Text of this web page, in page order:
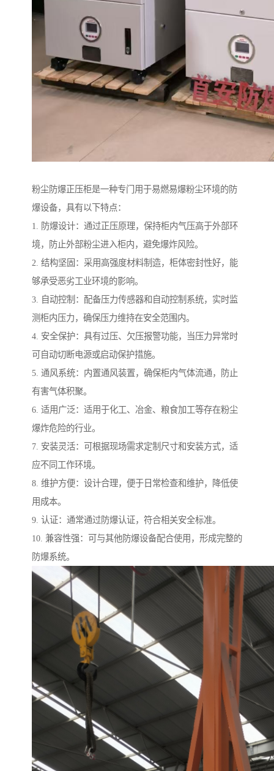
粉尘防爆正压柜是一种专门用于易燃易爆粉尘环境的防
爆设备，具有以下特点：
1. 防爆设计：通过正压原理，保持柜内气压高于外部环
境，防止外部粉尘进入柜内，避免爆炸风险。
2. 结构坚固：采用高强度材料制造，柜体密封性好，能
够承受恶劣工业环境的影响。
3. 自动控制：配备压力传感器和自动控制系统，实时监
测柜内压力，确保压力维持在安全范围内。
4. 安全保护：具有过压、欠压报警功能，当压力异常时
可自动切断电源或启动保护措施。
5. 通风系统：内置通风装置，确保柜内气体流通，防止
有害气体积聚。
6. 适用广泛：适用于化工、冶金、粮食加工等存在粉尘
爆炸危险的行业。
7. 安装灵活：可根据现场需求定制尺寸和安装方式，适
应不同工作环境。
8. 维护方便：设计合理，便于日常检查和维护，降低使
用成本。
9. 认证：通常通过防爆认证，符合相关安全标准。
10. 兼容性强：可与其他防爆设备配合使用，形成完整的
防爆系统。